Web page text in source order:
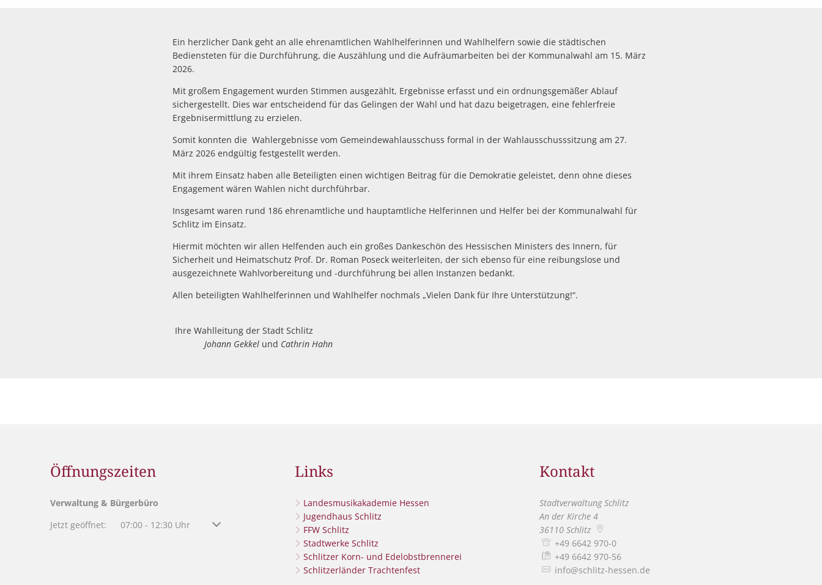
Ein herzlicher Dank geht an alle ehrenamtlichen Wahlhelferinnen und Wahlhelfern sowie die städtischen
Bediensteten für die Durchführung, die Auszählung und die Aufräumarbeiten bei der Kommunalwahl am 15. März
2026.
Mit großem Engagement wurden Stimmen ausgezählt, Ergebnisse erfasst und ein ordnungsgemäßer Ablauf
sichergestellt. Dies war entscheidend für das Gelingen der Wahl und hat dazu beigetragen, eine fehlerfreie
Ergebnisermittlung zu erzielen.
Somit konnten die Wahlergebnisse vom Gemeindewahlausschuss formal in der Wahlausschusssitzung am 27.
März 2026 endgültig festgestellt werden.
Mit ihrem Einsatz haben alle Beteiligten einen wichtigen Beitrag für die Demokratie geleistet, denn ohne dieses
Engagement wären Wahlen nicht durchführbar.
Insgesamt waren rund 186 ehrenamtliche und hauptamtliche Helferinnen und Helfer bei der Kommunalwahl für
Schlitz im Einsatz.
Hiermit möchten wir allen Helfenden auch ein großes Dankeschön des Hessischen Ministers des Innern, für
Sicherheit und Heimatschutz Prof. Dr. Roman Poseck weiterleiten, der sich ebenso für eine reibungslose und
ausgezeichnete Wahlvorbereitung und -durchführung bei allen Instanzen bedankt.
Allen beteiligten Wahlhelferinnen und Wahlhelfer nochmals „Vielen Dank für Ihre Unterstützung!“.
Ihre Wahlleitung der Stadt Schlitz
Johann Gekkel und Cathrin Hahn
Öffnungszeiten
Verwaltung & Bürgerbüro
Klicken, um weitere Öffnungs- oder Schließzeiten auszublenden
Jetzt geöffnet: 07:00 - 12:30 Uhr Von 07:00 bis 12:30 Uhr
Links
Landesmusikakademie Hessen
Jugendhaus Schlitz
FFW Schlitz
Stadtwerke Schlitz
Schlitzer Korn- und Edelobstbrennerei
Schlitzerländer Trachtenfest
Kontakt
Stadtverwaltung Schlitz
An der Kirche 4
36110 Schlitz
+49 6642 970-0
+49 6642 970-56
info@schlitz-hessen.de